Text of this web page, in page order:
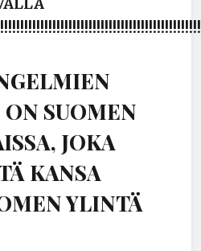
SUOMEN
JOKA
KANSA
YLINTÄ